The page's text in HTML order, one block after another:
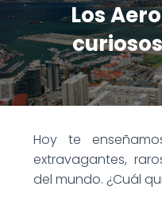
Los
Hoy te
extravagantes,
del mundo. ¿Cuál